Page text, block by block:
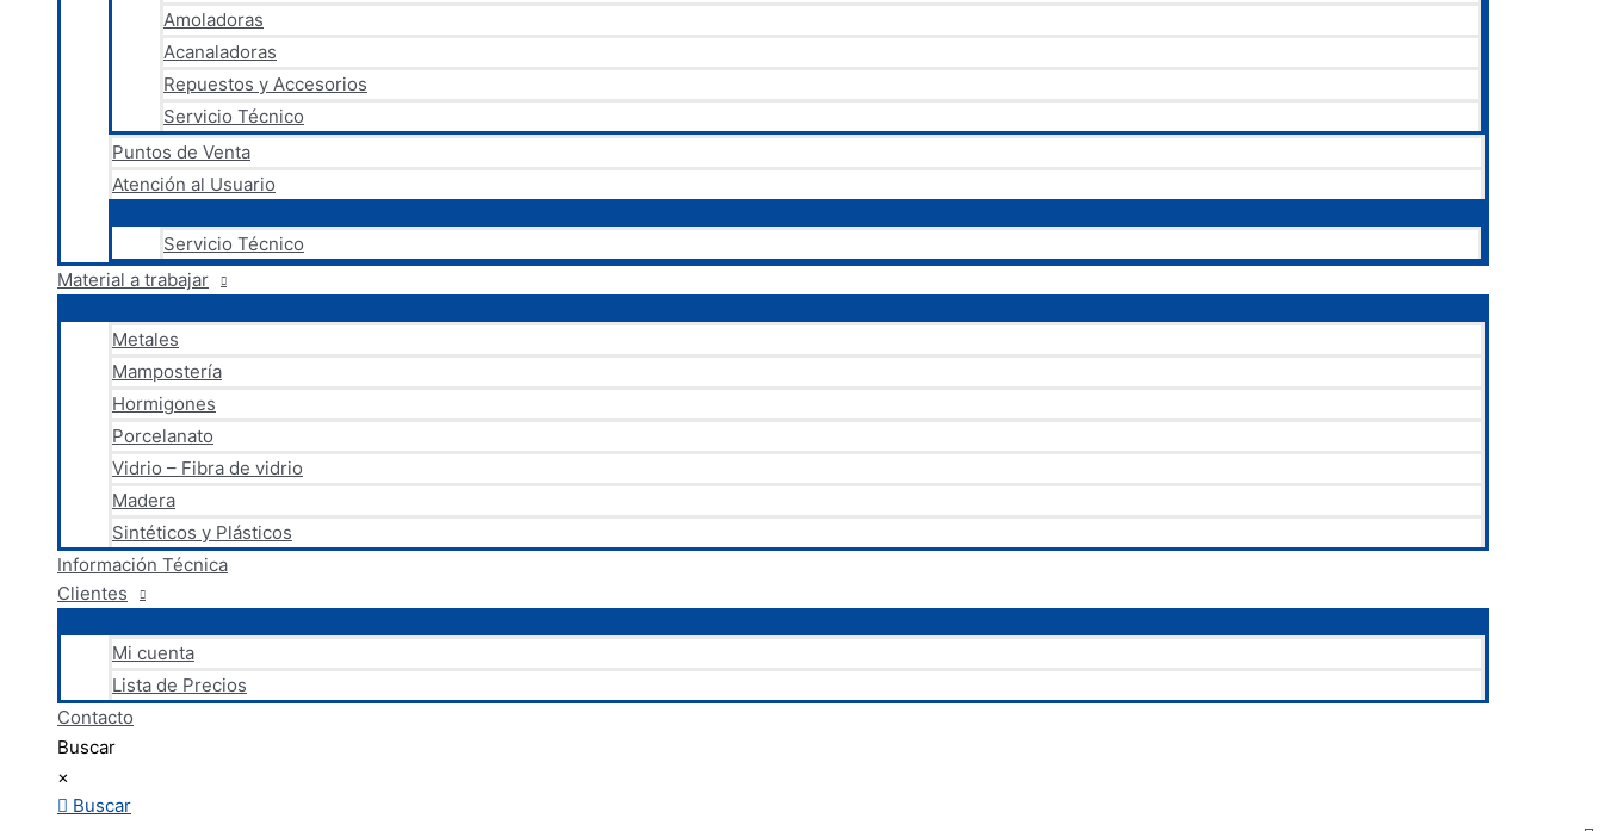
Amoladoras
Acanaladoras
Repuestos y Accesorios
Servicio Técnico
Puntos de Venta
Atención al Usuario
Servicio Técnico
Material a trabajar
Metales
Mampostería
Hormigones
Porcelanato
Vidrio – Fibra de vidrio
Madera
Sintéticos y Plásticos
Información Técnica
Clientes
Mi cuenta
Lista de Precios
Contacto
Buscar
×
Buscar